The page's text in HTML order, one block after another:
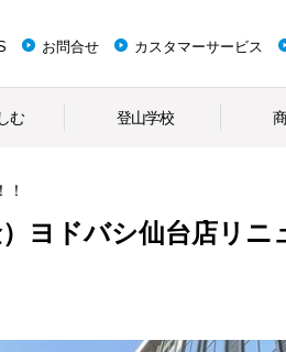
お問合せ カスタマーサービス
む 登山学校
ヨドバシ仙台店リニ